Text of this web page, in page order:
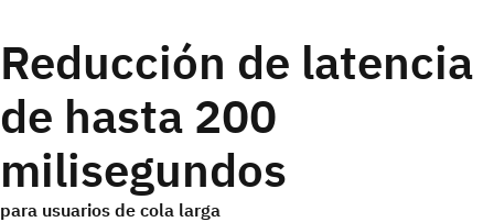
Reducción de latencia
de hasta 200
milisegundos
para usuarios de cola larga